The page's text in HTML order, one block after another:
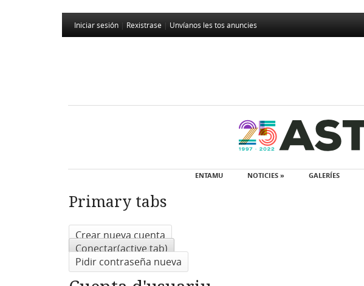
Iniciar sesión Rexistrase Unvíanos les tos anuncies
ENTAMU NOTICIES » GALERÍES
Primary tabs
Crear nueva cuenta
Conectar(active tab)
Pidir contraseña nueva